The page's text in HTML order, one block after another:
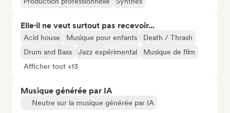
Elle·il ne veut surtout pas recevoir...
Acid house Musique pour enfants
Death / Thrash
Drum and Bass
Jazz expérimental
Musique de film
Afficher tout +13
Musique générée par IA
Neutre sur la musique générée par IA